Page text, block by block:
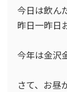
今日は飲ん
昨日一昨日
今年は金沢
さて、お昼